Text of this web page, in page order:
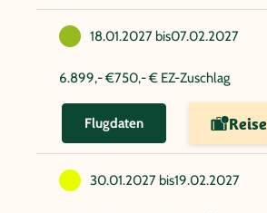
18.01.2027 bis07.02.2027
6.899,- €750,- € EZ-Zuschlag
Flugdaten
30.01.2027 bis19.02.2027